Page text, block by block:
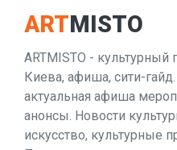
ARTMISTO
ARTMISTO - культурный
Киева, афиша, сити-
актуальная афиша
анонсы. Новости
искусство, культурные